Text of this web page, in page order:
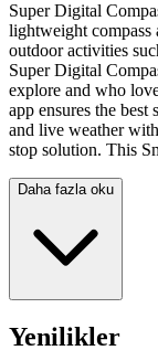
Super Digital
lightweight compass
outdoor activities
Super Digital
explore and who
app ensures the
and live weather
stop solution. This
Daha fazla oku
Yenilikler